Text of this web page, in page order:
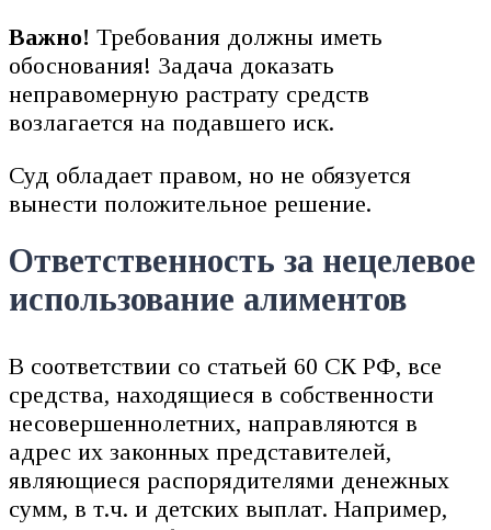
Важно! Требования должны иметь
обоснования! Задача доказать
неправомерную растрату средств
возлагается на подавшего иск.
Суд обладает правом, но не обязуется
вынести положительное решение.
Ответственность за нецелевое
использование алиментов
В соответствии со статьей 60 СК РФ, все
средства, находящиеся в собственности
несовершеннолетних, направляются в
адрес их законных представителей,
являющиеся распорядителями денежных
сумм, в т.ч. и детских выплат. Например,